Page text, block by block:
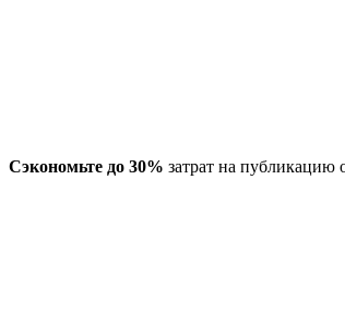
Сэкономьте до 30% затрат на публикацию